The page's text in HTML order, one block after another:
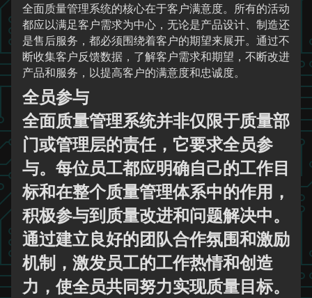
全面质量管理系统的核心在于客户满意度。所有的活动
都应以满足客户需求为中心，无论是产品设计、制造还
是售后服务，都必须围绕着客户的期望来展开。通过不
断收集客户反馈数据，了解客户需求和期望，不断改进
产品和服务，以提高客户的满意度和忠诚度。
全员参与
全面质量管理系统并非仅限于质量部
门或管理层的责任，它要求全员参
与。每位员工都应明确自己的工作目
标和在整个质量管理体系中的作用，
积极参与到质量改进和问题解决中。
通过建立良好的团队合作氛围和激励
机制，激发员工的工作热情和创造
力，使全员共同努力实现质量目标。